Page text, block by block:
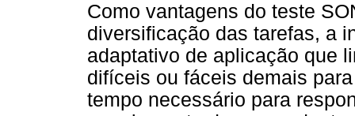
Como vantagens do teste
diversificação das tarefas, a
adaptativo de aplicação que
difíceis ou fáceis demais
tempo necessário para